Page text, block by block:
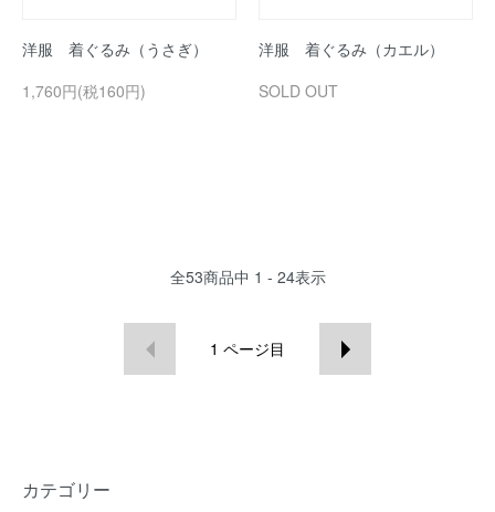
洋服 着ぐるみ（うさぎ）
1,760円(税160円)
洋服 着ぐるみ（カエル）
SOLD OUT
全53商品中 1 - 24表示
1 ページ目
カテゴリー